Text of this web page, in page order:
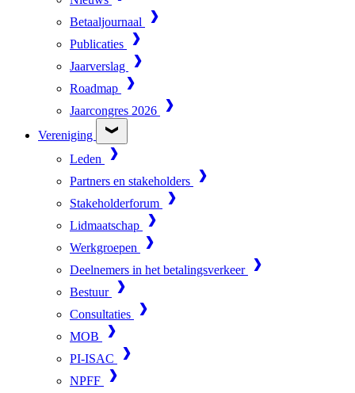
Betaaljournaal
Publicaties
Jaarverslag
Roadmap
Jaarcongres 2026
Vereniging
Leden
Partners en stakeholders
Stakeholderforum
Lidmaatschap
Werkgroepen
Deelnemers in het betalingsverkeer
Bestuur
Consultaties
MOB
PI-ISAC
NPFF